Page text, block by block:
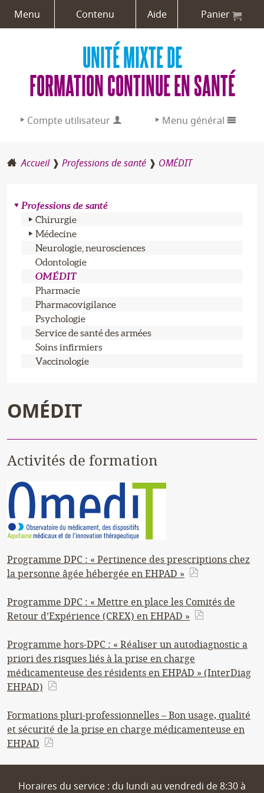
UNITÉ MIXTE DE
FORMATION CONTINUE EN SANTÉ
Menu Contenu Aide Panier
Compte utilisateur Menu général
Adresse email :
Aide / Créer un compte
L’UMFCS
Professions de santé
Accueil Professions de santé OMÉDIT
Professions de santé
Chirurgie
Médecine
Neurologie, neurosciences
Odontologie
OMÉDIT
Pharmacie
Pharmacovigilance
Psychologie
Service de santé des armées
Soins infirmiers
Vaccinologie
OMÉDIT
Activités de formation
Programme DPC : « Pertinence des prescriptions chez
la personne âgée hébergée en EHPAD »
Programme DPC : « Mettre en place les Comités de
Retour d’Expérience (CREX) en EHPAD »
Programme hors-DPC : « Réaliser un autodiagnostic a
priori des risques liés à la prise en charge
médicamenteuse des résidents en EHPAD » (InterDiag
EHPAD)
Formations pluri-professionnelles – Bon usage, qualité
et sécurité de la prise en charge médicamenteuse en
EHPAD
Horaires du service : du lundi au vendredi de 8:30 à